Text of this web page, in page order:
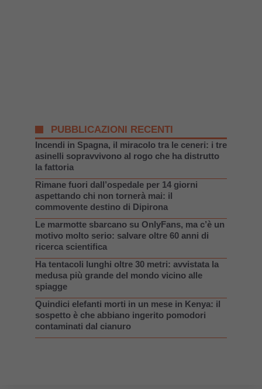
PUBBLICAZIONI RECENTI
Incendi in Spagna, il miracolo tra le ceneri: i tre
asinelli sopravvivono al rogo che ha distrutto
la fattoria
Rimane fuori dall’ospedale per 14 giorni
aspettando chi non tornerà mai: il
commovente destino di Dipirona
Le marmotte sbarcano su OnlyFans, ma c’è un
motivo molto serio: salvare oltre 60 anni di
ricerca scientifica
Ha tentacoli lunghi oltre 30 metri: avvistata la
medusa più grande del mondo vicino alle
spiagge
Quindici elefanti morti in un mese in Kenya: il
sospetto è che abbiano ingerito pomodori
contaminati dal cianuro